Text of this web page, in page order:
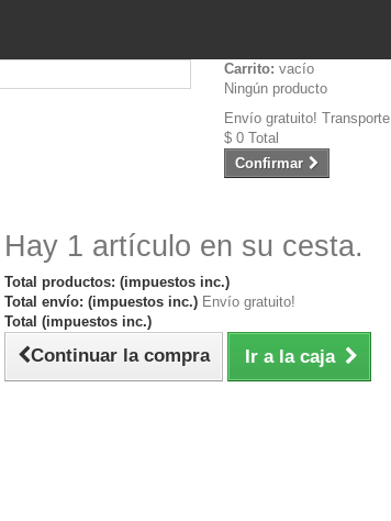
Carrito: vacío
Ningún producto
Envío gratuito!Transporte
$ 0 Total
Confirmar
Hay 1 artículo en su cesta.
Total productos: (impuestos inc.)
Total envío: (impuestos inc.) Envío gratuito!
Total (impuestos inc.)
Continuar la compra Ir a la caja